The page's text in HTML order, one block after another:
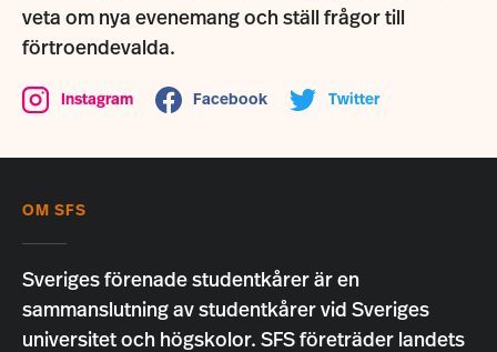
veta om nya evenemang och ställ frågor till
förtroendevalda.
Instagram Facebook Twitter
OM SFS
Sveriges förenade studentkårer är en
sammanslutning av studentkårer vid Sveriges
universitet och högskolor. SFS företräder landets